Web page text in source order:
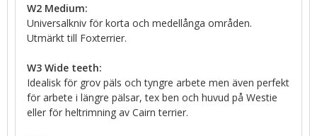
W2 Medium:
Universalkniv för korta och medellånga områden.
Utmärkt till Foxterrier.
W3 Wide teeth:
Idealisk för grov päls och tyngre arbete men även perfekt
för arbete i längre pälsar, tex ben och huvud på Westie
eller för heltrimning av Cairn terrier.